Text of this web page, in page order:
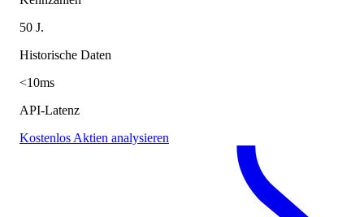
50 J.
Historische Daten
<10ms
API-Latenz
Kostenlos Aktien analysieren